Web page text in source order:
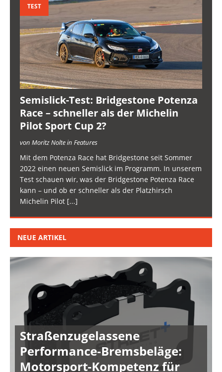
TEST
Semislick-Test: Bridgestone Potenza
Race – schneller als der Michelin
Pilot Sport Cup 2?
von Moritz Nolte in Features
Mit dem Potenza Race hat Bridgestone seit Sommer
2022 einen neuen Semislick im Programm. In unserem
Test schauen wir, was der Bridgestone Potenza Race
kann – und ob er schneller als der Platzhirsch
Michelin Pilot [...]
NEUE ARTIKEL
Straßenzugelassene
Performance-Bremsbeläge:
Motorsport-Kompetenz für